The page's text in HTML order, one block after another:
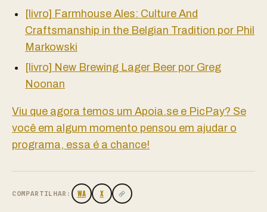
[livro] Farmhouse Ales: Culture And
Craftsmanship in the Belgian Tradition por Phil
Markowski
[livro] New Brewing Lager Beer por Greg
Noonan
Viu que agora temos um Apoia.se e PicPay? Se
você em algum momento pensou em ajudar o
programa, essa é a chance!
COMPARTILHAR: WA X